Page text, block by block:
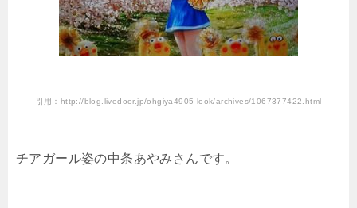
引用：http://blog.livedoor.jp/ohgiya4905-look/archives/1067377422.html
チアガール姿の中条あやみさんです。